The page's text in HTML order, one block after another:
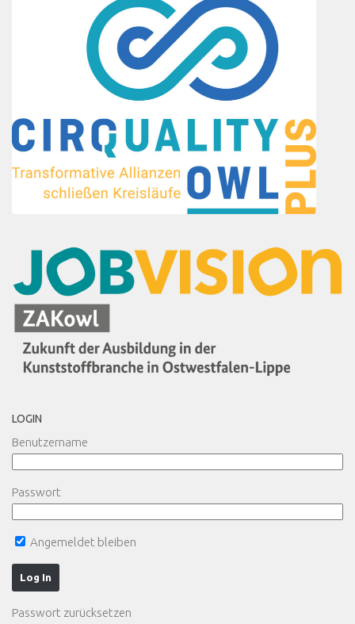
LOGIN
Benutzername
Passwort
Angemeldet bleiben
Passwort zurücksetzen